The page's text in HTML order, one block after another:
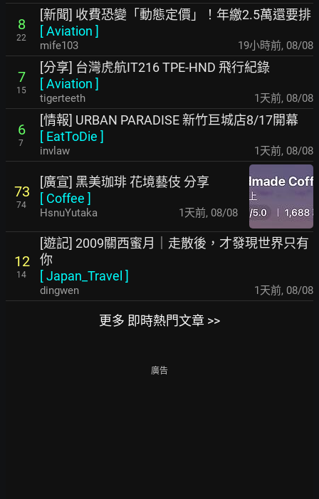
8
22
[新聞] 收費恐變「動態定價」！年繳2.5萬還要排
[Aviation ]
mife103 19小時前, 08/08
7
15
[分享] 台灣虎航IT216 TPE-HND 飛行紀錄
[Aviation ]
tigerteeth 1天前, 08/08
6
7
[情報] URBAN PARADISE 新竹巨城店8/17開幕
[ EatToDie ]
invlaw 1天前, 08/08
73
74
[廣宣] 黑美珈琲 花境藝伎 分享
[ Coffee ]
HsnuYutaka 1天前, 08/08
12
14
[遊記] 2009關西蜜月｜走散後，才發現世界只有
你
[Japan_Travel ]
dingwen 1天前, 08/08
更多 即時熱門文章 >>
廣告